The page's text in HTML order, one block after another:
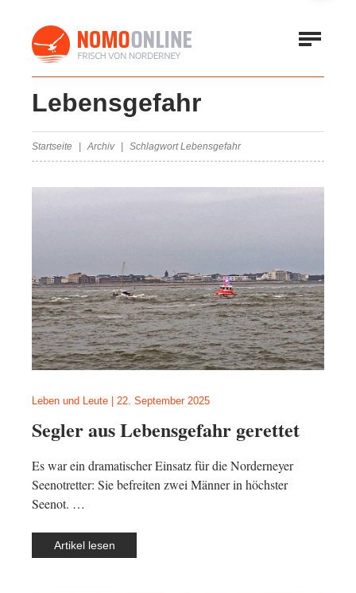
Lebensgefahr
Startseite Archiv Schlagwort Lebensgefahr
Leben und Leute 22. September 2025
Segler aus Lebensgefahr gerettet
Es war ein dramatischer Einsatz für die Norderneyer
Seenotretter: Sie befreiten zwei Männer in höchster
Seenot. …
Artikel lesen